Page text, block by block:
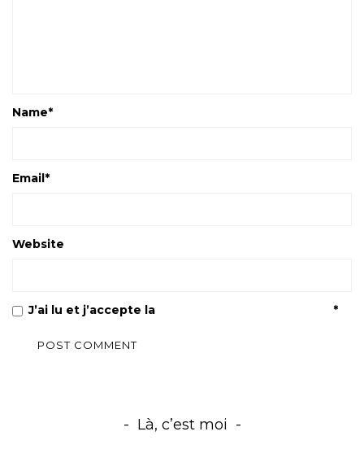
Name*
Email*
Website
J’ai lu et j’accepte la *
Là, c’est moi